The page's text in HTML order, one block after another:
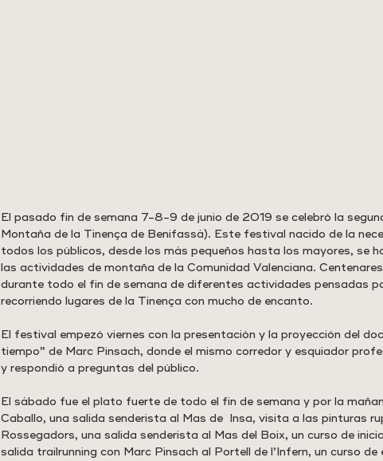
El pasado fin de semana 7-8-9 de junio de 2019 se celebró la
Montaña de la Tinença de Benifassà). Este festival nacido de la
todos los públicos, desde los más pequeños hasta los mayores, se
las actividades de montaña de la Comunidad Valenciana.
durante todo el fin de semana de diferentes actividades pensadas
recorriendo lugares de la Tinença con mucho de encanto.
El festival empezó viernes con la presentación y la proyección del
tiempo” de Marc Pinsach, donde el mismo corredor y esquiador
y respondió a preguntas del público.
El sábado fue el plato fuerte de todo el fin de semana y por la
Caballo, una salida senderista al Mas de  Insa, visita a las pinturas
Rossegadors, una salida senderista al Mas del Boix, un curso de
salida trailrunning con Marc Pinsach al Portell de l’Infern, un curso